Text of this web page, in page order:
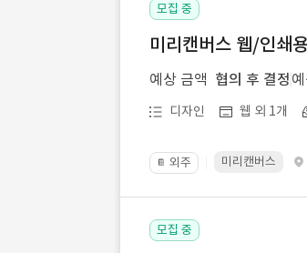
모집 중
미리캔버스 웹/인쇄
예상 금액 협의 후 결정
디자인 웹 외 1개
📔 외주 미리캔버스
모집 중